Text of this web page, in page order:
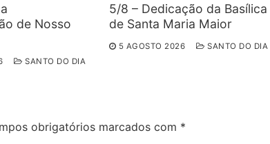
de Nosso
SANTO DO DIA
5/8 – Dedicação da Basílica
de Santa Maria Maior
5 AGOSTO 2026 SANTO DO DIA
obrigatórios marcados com *